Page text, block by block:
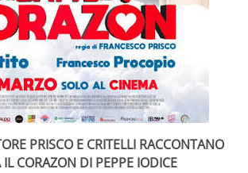
PRISCO E CRITELLI RACCONTANO
CORAZON DI PEPPE IODICE